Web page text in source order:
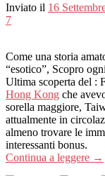
Inviato il 16
7
Come una storia
“esotico”, Scopro
Ultima scoperta del :
Hong Kong che
sorella maggiore,
attualmente in
almeno trovare le
interessanti bonus.
Continua a leggere →